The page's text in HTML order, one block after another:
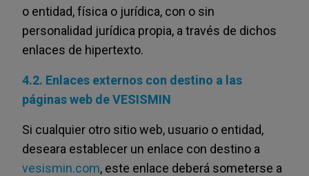
o entidad, física o jurídica, con o sin
personalidad jurídica propia, a través de dichos
enlaces de hipertexto.
4.2. Enlaces externos con destino a las
páginas web de VESISMIN
Si cualquier otro sitio web, usuario o entidad,
deseara establecer un enlace con destino a
vesismin.com, este enlace deberá someterse a